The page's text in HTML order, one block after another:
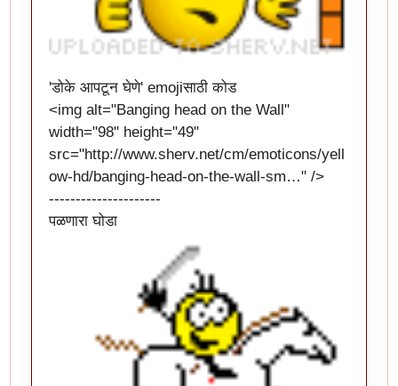
'डोके आपटून घेणे' emojiसाठी कोड
<img alt="Banging head on the Wall"
width="98" height="49"
src="http://www.sherv.net/cm/emoticons/yell
ow-hd/banging-head-on-the-wall-sm…" />
---------------------
पळणारा घोडा